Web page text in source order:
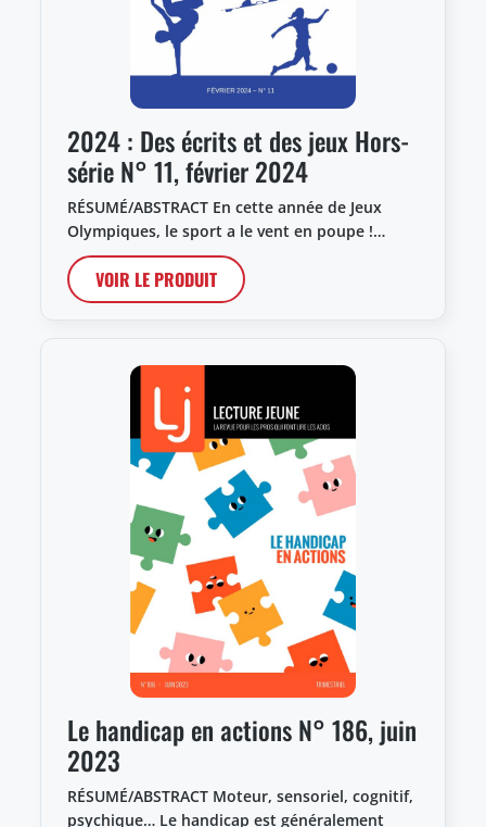
2024 : Des écrits et des jeux Hors-
série N° 11, février 2024
RÉSUMÉ/ABSTRACT En cette année de Jeux
Olympiques, le sport a le vent en poupe !…
VOIR LE PRODUIT
Le handicap en actions N° 186, juin
2023
RÉSUMÉ/ABSTRACT Moteur, sensoriel, cognitif,
psychique… Le handicap est généralement